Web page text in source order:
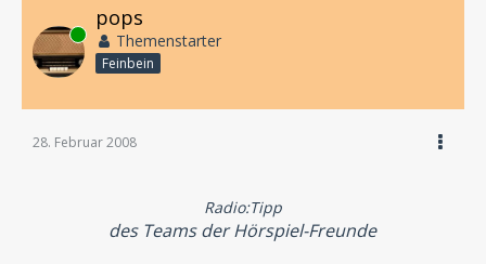
Online
pops
Themenstarter
Feinbein
28. Februar 2008
Radio:Tipp
des Teams der Hörspiel-Freunde